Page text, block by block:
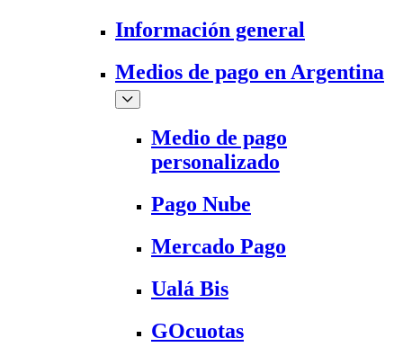
Información general
Medios de pago en Argentina
Medio de pago
personalizado
Pago Nube
Mercado Pago
Ualá Bis
GOcuotas